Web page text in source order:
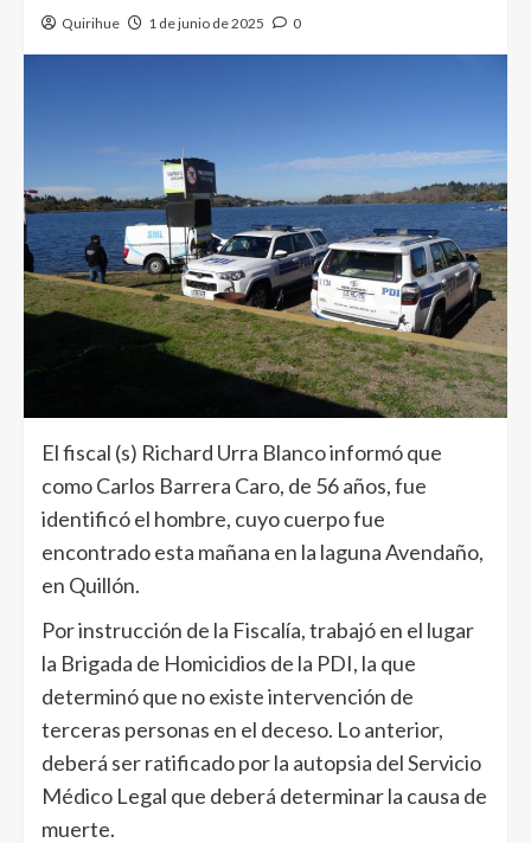
Quirihue 1 de junio de 2025 0
El fiscal (s) Richard Urra Blanco informó que
como Carlos Barrera Caro, de 56 años, fue
identificó el hombre, cuyo cuerpo fue
encontrado esta mañana en la laguna Avendaño,
en Quillón.
Por instrucción de la Fiscalía, trabajó en el lugar
la Brigada de Homicidios de la PDI, la que
determinó que no existe intervención de
terceras personas en el deceso. Lo anterior,
deberá ser ratificado por la autopsia del Servicio
Médico Legal que deberá determinar la causa de
muerte.